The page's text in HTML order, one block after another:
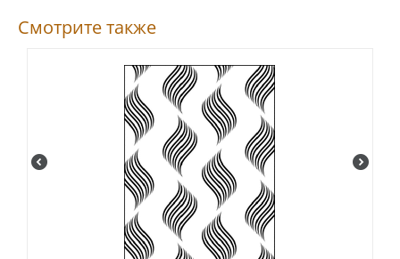
Смотрите также